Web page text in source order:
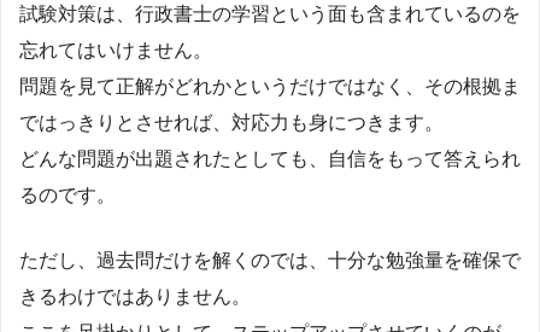
試験対策は、行政書士の学習という面も含まれているのを
忘れてはいけません。
問題を見て正解がどれかというだけではなく、その根拠ま
ではっきりとさせれば、対応力も身につきます。
どんな問題が出題されたとしても、自信をもって答えられ
るのです。
ただし、過去問だけを解くのでは、十分な勉強量を確保で
きるわけではありません。